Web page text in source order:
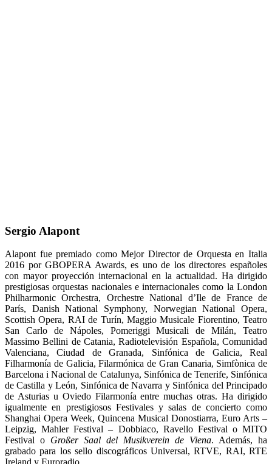
Sergio Alapont
Alapont fue premiado como Mejor Director de Orquesta en Italia
2016 por GBOPERA Awards, es uno de los directores españoles
con mayor proyección internacional en la actualidad. Ha dirigido
prestigiosas orquestas nacionales e internacionales como la London
Philharmonic Orchestra, Orchestre National d’Ile de France de
París, Danish National Symphony, Norwegian National Opera,
Scottish Opera, RAI de Turín, Maggio Musicale Fiorentino, Teatro
San Carlo de Nápoles, Pomeriggi Musicali de Milán, Teatro
Massimo Bellini de Catania, Radiotelevisión Española, Comunidad
Valenciana, Ciudad de Granada, Sinfónica de Galicia, Real
Filharmonía de Galicia, Filarmónica de Gran Canaria, Simfònica de
Barcelona i Nacional de Catalunya, Sinfónica de Tenerife, Sinfónica
de Castilla y León, Sinfónica de Navarra y Sinfónica del Principado
de Asturias u Oviedo Filarmonía entre muchas otras. Ha dirigido
igualmente en prestigiosos Festivales y salas de concierto como
Shanghai Opera Week, Quincena Musical Donostiarra, Euro Arts –
Leipzig, Mahler Festival – Dobbiaco, Ravello Festival o MITO
Festival o Großer Saal del Musikverein de Viena. Además, ha
grabado para los sello discográficos Universal, RTVE, RAI, RTE